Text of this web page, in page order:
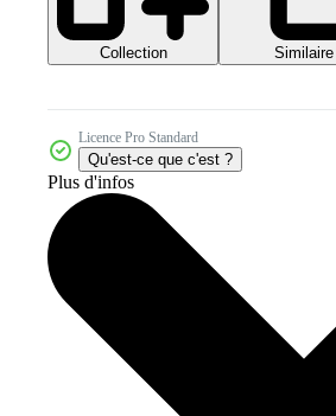
Collection Similaire
Licence Pro Standard
Qu'est-ce que c'est ?
Plus d'infos